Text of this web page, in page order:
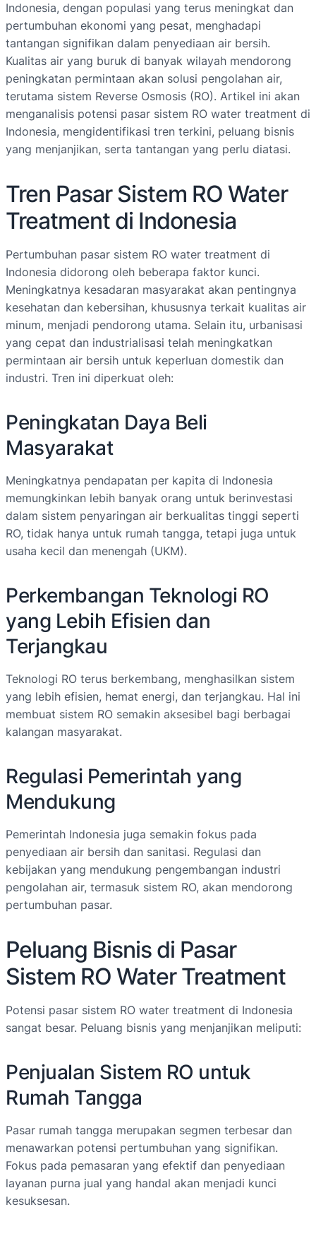
Indonesia, dengan populasi yang terus meningkat dan
pertumbuhan ekonomi yang pesat, menghadapi
tantangan signifikan dalam penyediaan air bersih.
Kualitas air yang buruk di banyak wilayah mendorong
peningkatan permintaan akan solusi pengolahan air,
terutama sistem Reverse Osmosis (RO). Artikel ini akan
menganalisis potensi pasar sistem RO water treatment di
Indonesia, mengidentifikasi tren terkini, peluang bisnis
yang menjanjikan, serta tantangan yang perlu diatasi.
Tren Pasar Sistem RO Water
Treatment di Indonesia
Pertumbuhan pasar sistem RO water treatment di
Indonesia didorong oleh beberapa faktor kunci.
Meningkatnya kesadaran masyarakat akan pentingnya
kesehatan dan kebersihan, khususnya terkait kualitas air
minum, menjadi pendorong utama. Selain itu, urbanisasi
yang cepat dan industrialisasi telah meningkatkan
permintaan air bersih untuk keperluan domestik dan
industri. Tren ini diperkuat oleh:
Peningkatan Daya Beli
Masyarakat
Meningkatnya pendapatan per kapita di Indonesia
memungkinkan lebih banyak orang untuk berinvestasi
dalam sistem penyaringan air berkualitas tinggi seperti
RO, tidak hanya untuk rumah tangga, tetapi juga untuk
usaha kecil dan menengah (UKM).
Perkembangan Teknologi RO
yang Lebih Efisien dan
Terjangkau
Teknologi RO terus berkembang, menghasilkan sistem
yang lebih efisien, hemat energi, dan terjangkau. Hal ini
membuat sistem RO semakin aksesibel bagi berbagai
kalangan masyarakat.
Regulasi Pemerintah yang
Mendukung
Pemerintah Indonesia juga semakin fokus pada
penyediaan air bersih dan sanitasi. Regulasi dan
kebijakan yang mendukung pengembangan industri
pengolahan air, termasuk sistem RO, akan mendorong
pertumbuhan pasar.
Peluang Bisnis di Pasar
Sistem RO Water Treatment
Potensi pasar sistem RO water treatment di Indonesia
sangat besar. Peluang bisnis yang menjanjikan meliputi:
Penjualan Sistem RO untuk
Rumah Tangga
Pasar rumah tangga merupakan segmen terbesar dan
menawarkan potensi pertumbuhan yang signifikan.
Fokus pada pemasaran yang efektif dan penyediaan
layanan purna jual yang handal akan menjadi kunci
kesuksesan.